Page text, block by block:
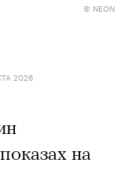
© NEON
2026
на